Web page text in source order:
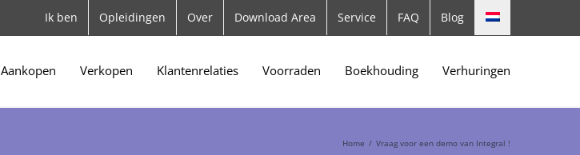
Ik ben Opleidingen Over Download Area Service FAQ Blog
Aankopen Verkopen Klantenrelaties Voorraden Boekhouding Verhuringen
Home / Vraag voor een demo van Integral !